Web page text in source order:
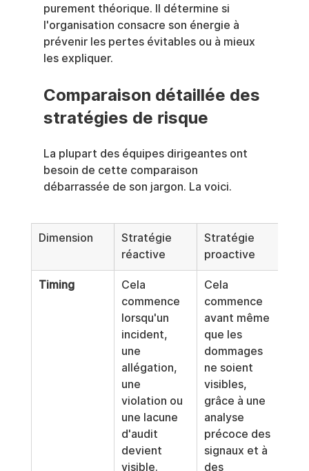
purement théorique. Il détermine si
l'organisation consacre son énergie à
prévenir les pertes évitables ou à mieux
les expliquer.
Comparaison détaillée des
stratégies de risque
La plupart des équipes dirigeantes ont
besoin de cette comparaison
débarrassée de son jargon. La voici.
Dimension
Stratégie
réactive
Stratégie
proactive
Timing
Cela
commence
lorsqu'un
incident,
une
allégation,
une
violation ou
une lacune
d'audit
devient
visible.
Cela
commence
avant même
que les
dommages
ne soient
visibles,
grâce à une
analyse
précoce des
signaux et à
des